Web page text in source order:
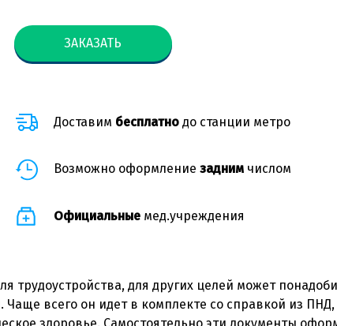
ЗАКАЗАТЬ
Доставим бесплатнодо станции метро
Возможно оформление заднимчислом
Официальныемед.учреждения
трудоустройства, для других целей может
всего он идет в комплекте со справкой из ПНД,